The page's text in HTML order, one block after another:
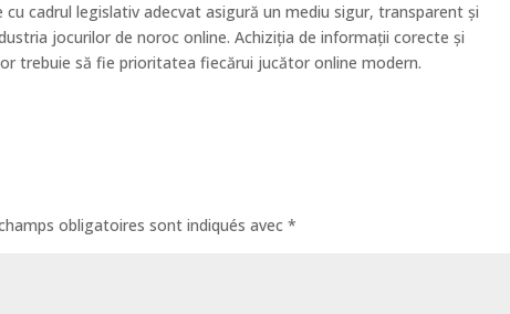
cadrul legislativ adecvat asigură un mediu sigur, transparent și
jocurilor de noroc online. Achiziția de informații corecte și
trebuie să fie prioritatea fiecărui jucător online modern.
obligatoires sont indiqués avec*